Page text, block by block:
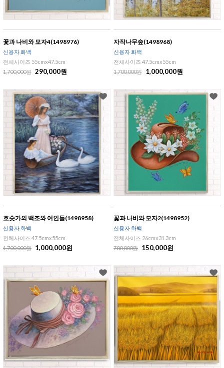
꽃과 나비와 모자4(1498976)
신용자 화백
전체사이즈 55cmx47.5cm
1,700,000원 290,000원
자작나무숲(1498968)
신용자 화백
전체사이즈 47.5cmx55cm
1,700,000원
1,000,000원
호숫가의 백조와 여인들(1498958)
신용자 화백
전체사이즈 47.5cmx55cm
1,700,000원
1,000,000원
꽃과 나비와 모자2(1498952)
신용자 화백
전체사이즈 26cmx31.3cm
700,000원
150,000원